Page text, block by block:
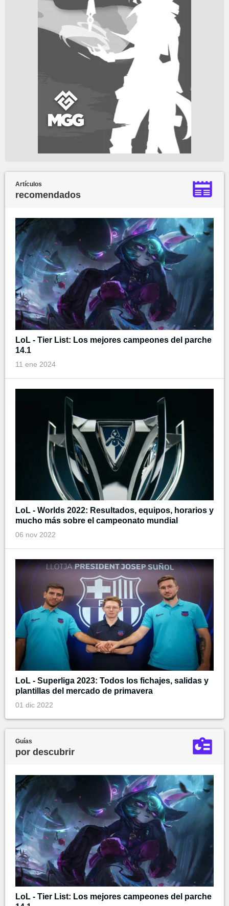
Artículos
recomendados
LoL - Tier List: Los mejores campeones del parche
14.1
11 ene 2024
LoL - Worlds 2022: Resultados, equipos, horarios y
mucho más sobre el campeonato mundial
06 nov 2022
LoL - Superliga 2023: Todos los fichajes, salidas y
plantillas del mercado de primavera
01 dic 2022
Guías
por descubrir
LoL - Tier List: Los mejores campeones del parche